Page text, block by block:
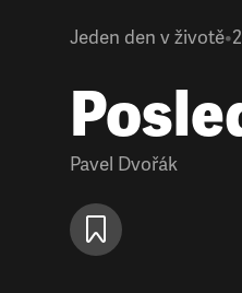
Jeden den v životě•
Pavel Dvořák